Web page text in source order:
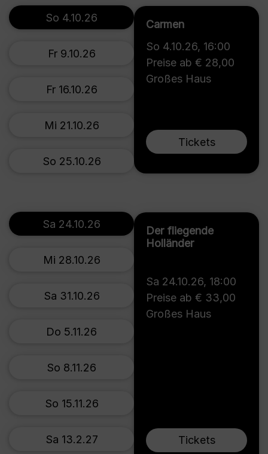
Carmen
So 4.10.26, 16:00
Preise ab € 28,00
Großes Haus
Tickets
So 4.10.26
Fr 9.10.26
Fr 16.10.26
Mi 21.10.26
So 25.10.26
Der fliegende
Holländer
Sa 24.10.26, 18:00
Preise ab € 33,00
Großes Haus
Tickets
Sa 24.10.26
Mi 28.10.26
Sa 31.10.26
Do 5.11.26
So 8.11.26
So 15.11.26
Sa 13.2.27